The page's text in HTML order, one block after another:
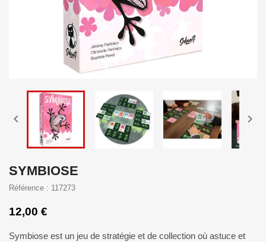
 
SYMBIOSE
Référence : 117273
12,00 €
Symbiose est un jeu de stratégie et de collection où astuce et